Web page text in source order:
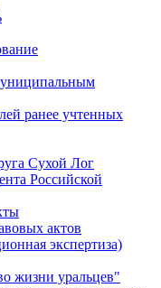
ранее учтенных
Сухой Лог
Российской
актов
экспертиза)
жизни уральцев"